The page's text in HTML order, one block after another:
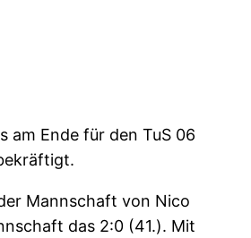
am Ende für den TuS 06
Mannschaft von Nico
das 2:0 (41.). Mit